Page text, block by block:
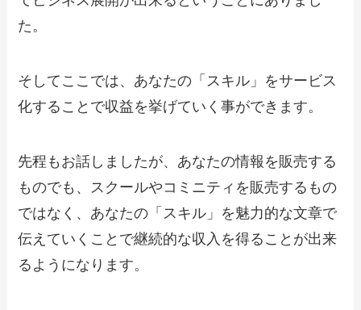
た。
そしてここでは、あなたの「スキル」をサービス
化することで収益を挙げていく事ができます。
先程もお話しましたが、あなたの情報を販売する
ものでも、スクールやコミニティを販売するもの
ではなく、あなたの「スキル」を魅力的な文章で
伝えていくことで継続的な収入を得ることが出来
るようになります。